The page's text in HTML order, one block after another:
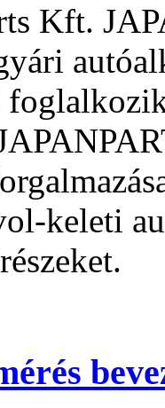
Kft.
keleti